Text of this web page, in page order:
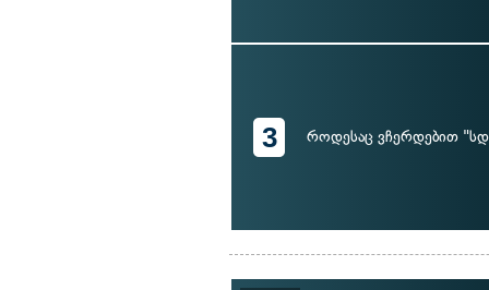
3 როდესაც ვჩერდებით